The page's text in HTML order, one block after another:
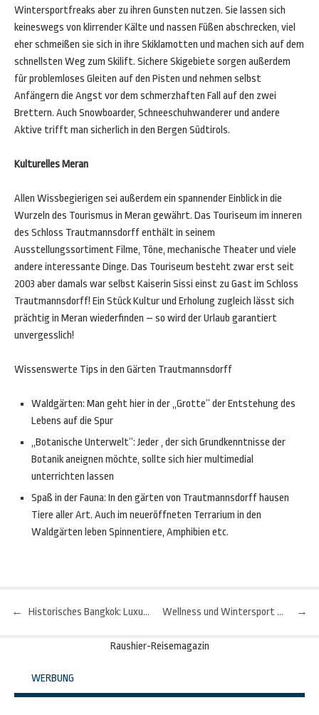
Wintersportfreaks aber zu ihren Gunsten nutzen. Sie lassen sich
keineswegs von klirrender Kälte und nassen Füßen abschrecken, viel
eher schmeißen sie sich in ihre Skiklamotten und machen sich auf dem
schnellsten Weg zum Skilift. Sichere Skigebiete sorgen außerdem
für problemloses Gleiten auf den Pisten und nehmen selbst
Anfängern die Angst vor dem schmerzhaften Fall auf den zwei
Brettern. Auch Snowboarder, Schneeschuhwanderer und andere
Aktive trifft man sicherlich in den Bergen Südtirols.
Kulturelles Meran
Allen Wissbegierigen sei außerdem ein spannender Einblick in die
Wurzeln des Tourismus in Meran gewährt. Das Touriseum im inneren
des Schloss Trautmannsdorff enthält in seinem
Ausstellungssortiment Filme, Töne, mechanische Theater und viele
andere interessante Dinge. Das Touriseum besteht zwar erst seit
2003 aber damals war selbst Kaiserin Sissi einst zu Gast im Schloss
Trautmannsdorff! Ein Stück Kultur und Erholung zugleich lässt sich
prächtig in Meran wiederfinden – so wird der Urlaub garantiert
unvergesslich!
Wissenswerte Tips in den Gärten Trautmannsdorff
Waldgärten: Man geht hier in der ,,Grotte’’ der Entstehung des
Lebens auf die Spur
,,Botanische Unterwelt’’: Jeder , der sich Grundkenntnisse der
Botanik aneignen möchte, sollte sich hier multimedial
unterrichten lassen
Spaß in der Fauna: In den gärten von Trautmannsdorff hausen
Tiere aller Art. Auch im neueröffneten Terrarium in den
Waldgärten leben Spinnentiere, Amphibien etc.
Beitragsnavigation
← Historisches Bangkok: Luxushotel in exotischer Metropole →
Wellness und Wintersport - Südtirol ruft!
Raushier-Reisemagazin
WERBUNG